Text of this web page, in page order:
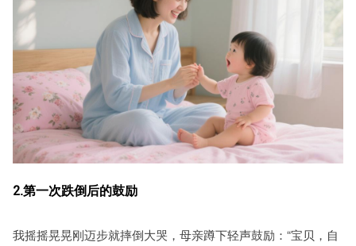
2.第一次跌倒后的鼓励
我摇摇晃晃刚迈步就摔倒大哭，母亲蹲下轻声鼓励：“宝贝，自